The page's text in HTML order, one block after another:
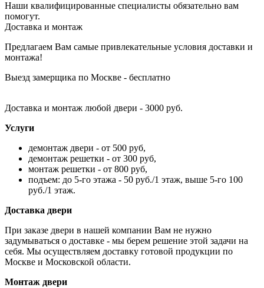
Наши квалифицированные специалисты обязательно вам
помогут.
Доставка и монтаж
Предлагаем Вам самые привлекательные условия доставки и
монтажа!
Выезд замерщика по Москве - бесплатно
Доставка и монтаж любой двери - 3000 руб.
Услуги
демонтаж двери - от 500 руб,
демонтаж решетки - от 300 руб,
монтаж решетки - от 800 руб,
подъем: до 5-го этажа - 50 руб./1 этаж, выше 5-го 100
руб./1 этаж.
Доставка двери
При заказе двери в нашей компании Вам не нужно
задумываться о доставке - мы берем решение этой задачи на
себя. Мы осуществляем доставку готовой продукции по
Москве и Московской области.
Монтаж двери